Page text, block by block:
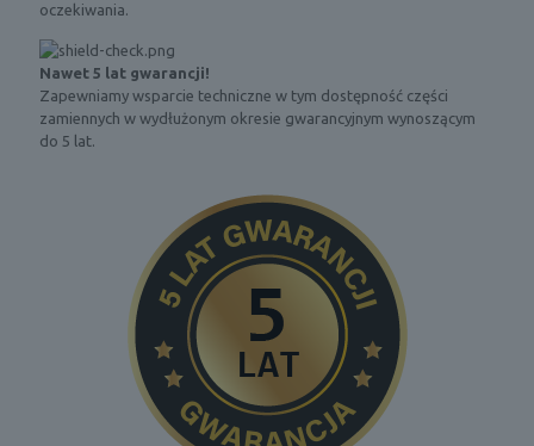
oczekiwania.
Nawet 5 lat gwarancji!
Zapewniamy wsparcie techniczne w tym dostępność części
zamiennych w wydłużonym okresie gwarancyjnym wynoszącym
do 5 lat.